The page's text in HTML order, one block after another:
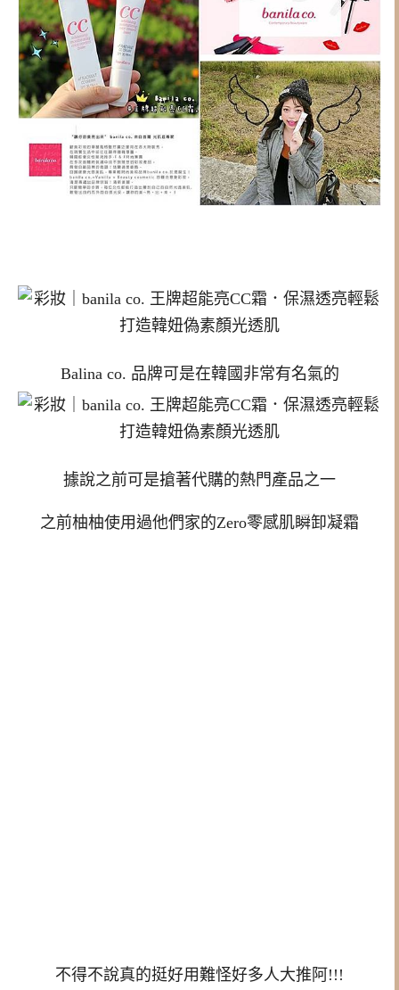
Balina co. 品牌可是在韓國非常有名氣的
據說之前可是搶著代購的熱門產品之一
之前柚柚使用過他們家的Zero零感肌瞬卸凝霜
不得不說真的挺好用難怪好多人大推阿!!!